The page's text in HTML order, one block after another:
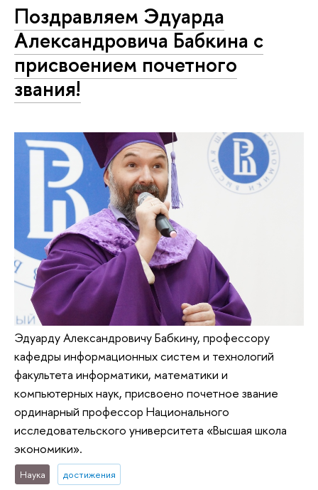
Поздравляем Эдуарда
Александровича Бабкина с
присвоением почетного
звания!
Эдуарду Александровичу Бабкину, профессору
кафедры информационных систем и технологий
факультета информатики, математики и
компьютерных наук, присвоено почетное звание
ординарный профессор Национального
исследовательского университета «Высшая школа
экономики».
Наука достижения